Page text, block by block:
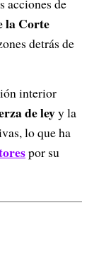
acciones de
la Corte
detrás de
interior
de leyy la
lo que ha
por su